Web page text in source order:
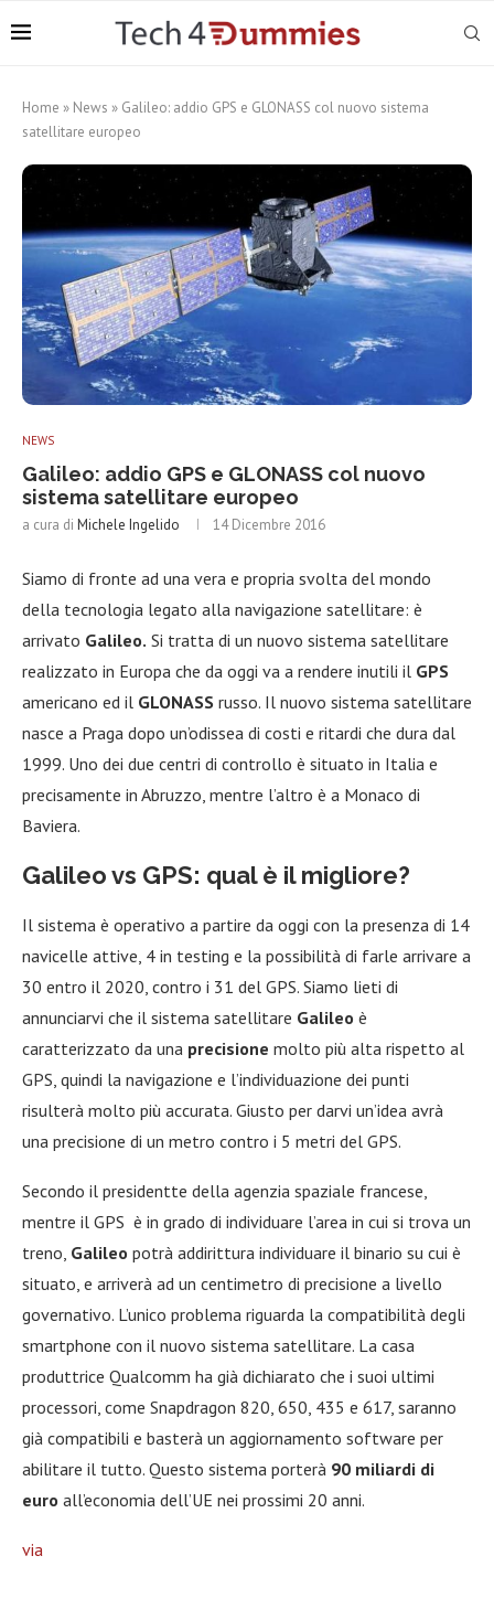
Home » News » Galileo: addio GPS e GLONASS col nuovo sistema
satellitare europeo
NEWS
Galileo: addio GPS e GLONASS col nuovo
sistema satellitare europeo
a cura di Michele Ingelido 14 Dicembre 2016
Siamo di fronte ad una vera e propria svolta del mondo
della tecnologia legato alla navigazione satellitare: è
arrivato Galileo. Si tratta di un nuovo sistema satellitare
realizzato in Europa che da oggi va a rendere inutili il GPS
americano ed il GLONASS russo. Il nuovo sistema satellitare
nasce a Praga dopo un’odissea di costi e ritardi che dura dal
1999. Uno dei due centri di controllo è situato in Italia e
precisamente in Abruzzo, mentre l’altro è a Monaco di
Baviera.
Galileo vs GPS: qual è il migliore?
Il sistema è operativo a partire da oggi con la presenza di 14
navicelle attive, 4 in testing e la possibilità di farle arrivare a
30 entro il 2020, contro i 31 del GPS. Siamo lieti di
annunciarvi che il sistema satellitare Galileo è
caratterizzato da una precisione molto più alta rispetto al
GPS, quindi la navigazione e l’individuazione dei punti
risulterà molto più accurata. Giusto per darvi un’idea avrà
una precisione di un metro contro i 5 metri del GPS.
Secondo il presidentte della agenzia spaziale francese,
mentre il GPS è in grado di individuare l’area in cui si trova un
treno, Galileo potrà addirittura individuare il binario su cui è
situato, e arriverà ad un centimetro di precisione a livello
governativo. L’unico problema riguarda la compatibilità degli
smartphone con il nuovo sistema satellitare. La casa
produttrice Qualcomm ha già dichiarato che i suoi ultimi
processori, come Snapdragon 820, 650, 435 e 617, saranno
già compatibili e basterà un aggiornamento software per
abilitare il tutto. Questo sistema porterà 90 miliardi di
euro all’economia dell’UE nei prossimi 20 anni.
via